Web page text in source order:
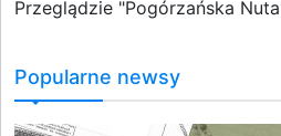
Przeglądzie "Pogórzańska
Popularne newsy